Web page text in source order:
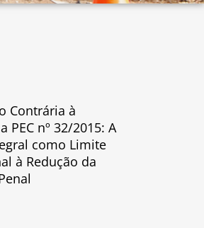
Contrária à
PEC nº 32/2015: A
como Limite
à Redução da